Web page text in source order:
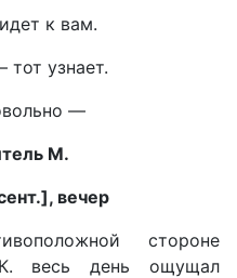
к вам.
узнает.
—
М.
вечер
стороне
весь день ощущал